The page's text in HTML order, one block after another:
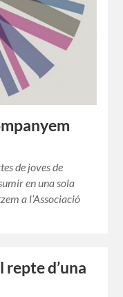
de joves de
en una sola
a l’Associació
repte d’una